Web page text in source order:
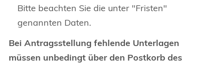
Bitte beachten Sie die unter "Fristen"
genannten Daten.
Bei Antragsstellung fehlende Unterlagen
müssen unbedingt über den Postkorb des